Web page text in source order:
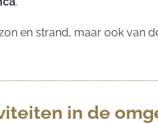
en strand, maar ook van
in de